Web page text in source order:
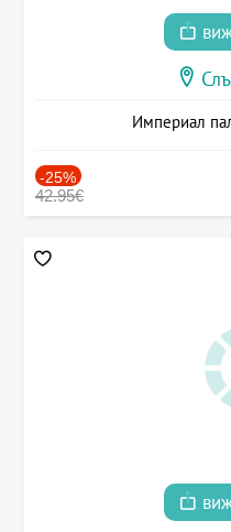
Империал
-25%
42.95€